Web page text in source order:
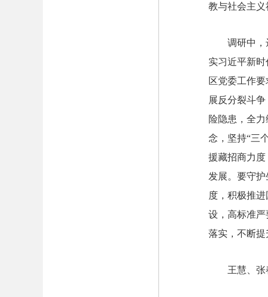
教与社会主义
调研中，
实习近平新
区党委工作
展反分裂斗
险隐患，全
念，坚持“三
援藏招商力
发展。要守
度，积极推
设，高标准
落实，不断
王慧、张